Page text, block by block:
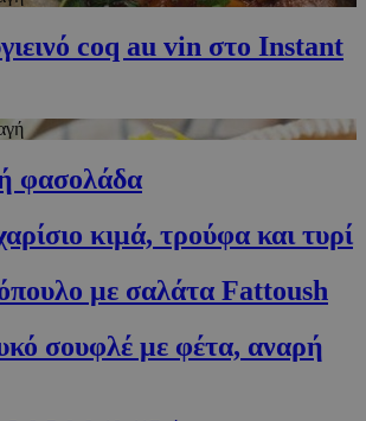
coq au vin στο Instant
φασολάδα
κιμά, τρούφα και τυρί
με σαλάτα Fattoush
σουφλέ με φέτα, αναρή
cyprus.wiz-
guide.com
Privacy Policy